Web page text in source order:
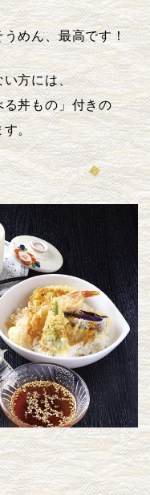
めん、最高です！
い方には、
丼もの」付きの
す。